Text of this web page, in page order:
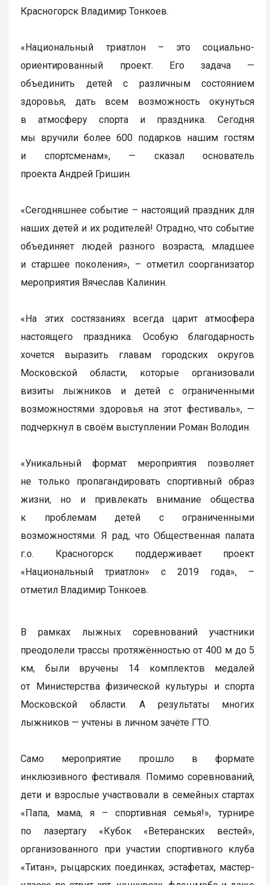
Красногорск Владимир Тонкоев.
«Национальный триатлон – это социально-
ориентированный проект. Его задача —
объединить детей с различным состоянием
здоровья, дать всем возможность окунуться
в атмосферу спорта и праздника. Сегодня
мы вручили более 600 подарков нашим гостям
и спортсменам», — сказал основатель
проекта Андрей Гришин.
«Сегодняшнее событие – настоящий праздник для
наших детей и их родителей! Отрадно, что событие
объединяет людей разного возраста, младшее
и старшее поколения», – отметил соорганизатор
мероприятия Вячеслав Калинин.
«На этих состязаниях всегда царит атмосфера
настоящего праздника. Особую благодарность
хочется выразить главам городских округов
Московской области, которые организовали
визиты лыжников и детей с ограниченными
возможностями здоровья на этот фестиваль», —
подчеркнул в своём выступлении Роман Володин.
«Уникальный формат мероприятия позволяет
не только пропагандировать спортивный образ
жизни, но и привлекать внимание общества
к проблемам детей с ограниченными
возможностями. Я рад, что Общественная палата
г.о. Красногорск поддерживает проект
«Национальный триатлон» с 2019 года», –
отметил Владимир Тонкоев.
В рамках лыжных соревнований участники
преодолели трассы протяжённостью от 400 м до 5
км, были вручены 14 комплектов медалей
от Министерства физической культуры и спорта
Московской области. А результаты многих
лыжников — учтены в личном зачёте ГТО.
Само мероприятие прошло в формате
инклюзивного фестиваля. Помимо соревнований,
дети и взрослые участвовали в семейных стартах
«Папа, мама, я – спортивная семья!», турнире
по лазертагу «Кубок «Ветеранских вестей»,
организованного при участии спортивного клуба
«Титан», рыцарских поединках, эстафетах, мастер-